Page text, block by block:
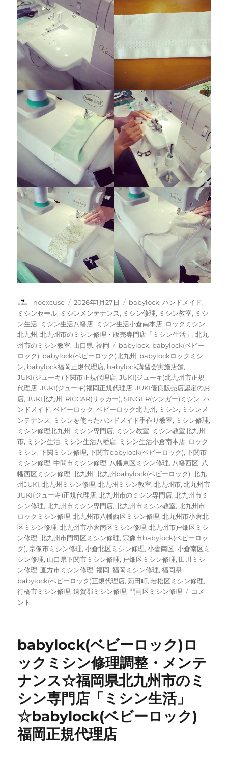
投
稿
者
noexcuse
投
稿
日:
2026年1月27日
カ
テ
ゴ
リ
ー
babylock,ハンドメイド,
ミシンセール, ミシンメンテナンス, ミシン修理, ミシン教室, ミシ
ン生活, ミシン生活八幡店, ミシン生活小倉南本店, ロックミシン,
北九州,北九州市のミシン修理・販売専門店「ミシン生活」,北九
州市のミシン教室, 山口県,福岡
タ
グ
babylock, babylock(ベビー
ロック), babylock(ベビーロック)北九州, babylockロックミシ
ン, babylock福岡正規代理店, babylock講習会実施店舗,
JUKI(ジューキ)下関市正規代理店,JUKI(ジューキ)北九州市正規
代理店,JUKI(ジューキ)福岡正規代理店,JUKI優良販売店認定のお
店,JUKI北九州, RICCAR(リッカー),SINGER(シンガー)ミシン,ハ
ンドメイド,ベビーロック,ベビーロック北九州, ミシン, ミシンメ
ンテナンス, ミシンを使ったハンドメイド手作り教室, ミシン修理,
ミシン修理北九州, ミシン専門店, ミシン教室, ミシン教室北九州
市, ミシン生活, ミシン生活八幡店, ミシン生活小倉南本店, ロック
ミシン,下関ミシン修理,下関市babylock(ベビーロック),下関市
ミシン修理,中間市ミシン修理, 八幡東区ミシン修理, 八幡西区, 八
幡西区ミシン修理,北九州,北九州babylock(ベビーロック),北九
州JUKI,北九州ミシン修理,北九州ミシン教室,北九州市,北九州市
JUKI(ジューキ)正規代理店,北九州市のミシン専門店,北九州市ミ
シン修理,北九州市ミシン専門店,北九州市ミシン教室,北九州市
ロックミシン修理,北九州市八幡西区ミシン修理,北九州市小倉北
区ミシン修理,北九州市小倉南区ミシン修理,北九州市戸畑区ミシ
ン修理,北九州市門司区ミシン修理,宗像市babylock(ベビーロッ
ク),宗像市ミシン修理,小倉北区ミシン修理,小倉南区,小倉南区ミ
シン修理, 山口県下関市ミシン修理, 戸畑区ミシン修理, 田川ミシ
ン修理, 直方市ミシン修理,福岡,福岡ミシン修理,福岡県
babylock(ベビーロック)正規代理店,苅田町,若松区ミシン修理,
行橋市ミシン修理,遠賀郡ミシン修理, 門司区ミシン修理
北
ビ
ロ
ッ
ク）
ー
カ
コメ
ント
babylock(ベビーロック)ロ
ックミシン修理調整・メンテ
ナンス☆福岡県北九州市のミ
シン専門店「ミシン生活」
☆babylock(ベビーロック)
福岡正規代理店